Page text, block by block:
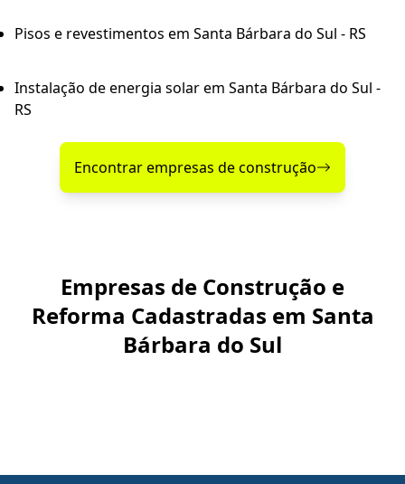
Pisos e revestimentos em Santa Bárbara do Sul - RS
Instalação de energia solar em Santa Bárbara do Sul -
RS
Encontrar empresas de construção
Empresas de Construção e
Reforma Cadastradas em Santa
Bárbara do Sul